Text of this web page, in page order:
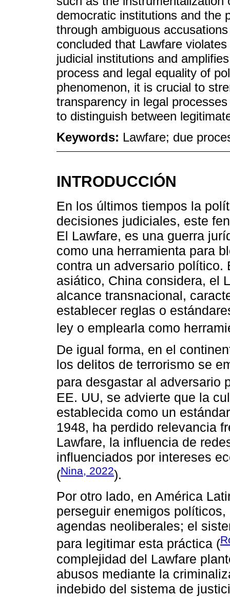
democratic institutions and the
through ambiguous
concluded that Lawfare
judicial institutions and
process and legal equality of
phenomenon, it is crucial to
transparency in legal
to distinguish between
Keywords: Lawfare; due
INTRODUCCIÓN
En los últimos tiempos la
decisiones judiciales, este
El Lawfare, es una guerra
como una herramienta para
contra un adversario político.
asiático, China considera, el
alcance transnacional,
establecer reglas o
ley o emplearla como
De igual forma, en el
los delitos de terrorismo se
para desgastar al adversario
EE. UU, se advierte que la
establecida como un
1948, ha perdido relevancia
Lawfare, la influencia de
influenciados por intereses
(Nina, 2022).
Por otro lado, en América
perseguir enemigos
agendas neoliberales; el
para legitimar esta práctica (
complejidad del Lawfare
abusos mediante la
indebido del sistema de